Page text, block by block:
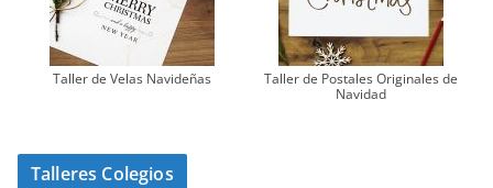
Taller de Velas Navideñas
Taller de Postales Originales de
Navidad
Talleres Colegios